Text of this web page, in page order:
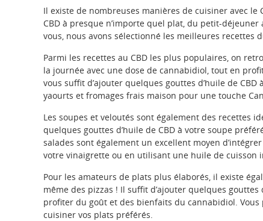
Il existe de nombreuses manières de cuisiner avec
CBD à presque n’importe quel plat, du petit-
vous, nous avons sélectionné les meilleures recettes
Parmi les recettes au CBD les plus populaires, on
la journée avec une dose de cannabidiol, tout en
vous suffit d’ajouter quelques gouttes d’huile de
yaourts et fromages frais maison pour une touche
Les soupes et veloutés sont également des recettes
quelques gouttes d’huile de CBD à votre soupe
salades sont également un excellent moyen
votre vinaigrette ou en utilisant une huile de cuisson
Pour les amateurs de plats plus élaborés, il existe
même des pizzas ! Il suffit d’ajouter quelques
profiter du goût et des bienfaits du cannabidiol.
cuisiner vos plats préférés.